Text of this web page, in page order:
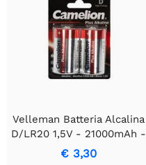
Velleman Batteria Alcalina
D/LR20 1,5V - 21000mAh -
2 pezzi
€ 3,30